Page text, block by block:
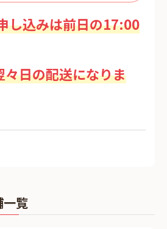
し込みは前日の17:00
日の配送になりま
一覧